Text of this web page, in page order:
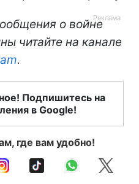
о войне
читайте на канале
.
Подпишитесь на
в Google!
где вам удобно!